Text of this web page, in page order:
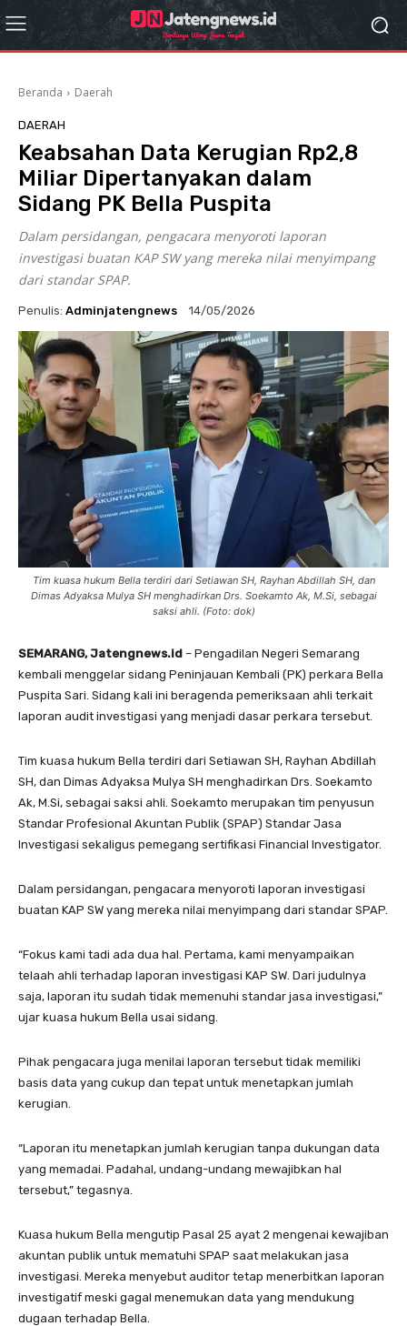
Beranda Daerah
DAERAH
Keabsahan Data Kerugian Rp2,8
Miliar Dipertanyakan dalam
Sidang PK Bella Puspita
Dalam persidangan, pengacara menyoroti laporan
investigasi buatan KAP SW yang mereka nilai menyimpang
dari standar SPAP.
Penulis: Adminjatengnews 14/05/2026
Tim kuasa hukum Bella terdiri dari Setiawan SH, Rayhan Abdillah SH, dan
Dimas Adyaksa Mulya SH menghadirkan Drs. Soekamto Ak, M.Si, sebagai
saksi ahli. (Foto: dok)
SEMARANG, Jatengnews.id – Pengadilan Negeri Semarang
kembali menggelar sidang Peninjauan Kembali (PK) perkara Bella
Puspita Sari. Sidang kali ini beragenda pemeriksaan ahli terkait
laporan audit investigasi yang menjadi dasar perkara tersebut.
Tim kuasa hukum Bella terdiri dari Setiawan SH, Rayhan Abdillah
SH, dan Dimas Adyaksa Mulya SH menghadirkan Drs. Soekamto
Ak, M.Si, sebagai saksi ahli. Soekamto merupakan tim penyusun
Standar Profesional Akuntan Publik (SPAP) Standar Jasa
Investigasi sekaligus pemegang sertifikasi Financial Investigator.
Dalam persidangan, pengacara menyoroti laporan investigasi
buatan KAP SW yang mereka nilai menyimpang dari standar SPAP.
“Fokus kami tadi ada dua hal. Pertama, kami menyampaikan
telaah ahli terhadap laporan investigasi KAP SW. Dari judulnya
saja, laporan itu sudah tidak memenuhi standar jasa investigasi,”
ujar kuasa hukum Bella usai sidang.
Pihak pengacara juga menilai laporan tersebut tidak memiliki
basis data yang cukup dan tepat untuk menetapkan jumlah
kerugian.
“Laporan itu menetapkan jumlah kerugian tanpa dukungan data
yang memadai. Padahal, undang-undang mewajibkan hal
tersebut,” tegasnya.
Kuasa hukum Bella mengutip Pasal 25 ayat 2 mengenai kewajiban
akuntan publik untuk mematuhi SPAP saat melakukan jasa
investigasi. Mereka menyebut auditor tetap menerbitkan laporan
investigatif meski gagal menemukan data yang mendukung
dugaan terhadap Bella.